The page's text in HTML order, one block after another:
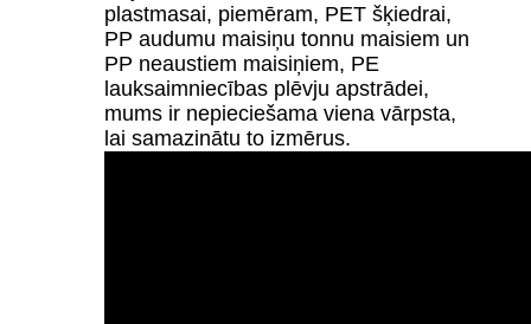
plastmasai, piemēram, PET šķiedrai,
PP audumu maisiņu tonnu maisiem un
PP neaustiem maisiņiem, PE
lauksaimniecības plēvju apstrādei,
mums ir nepieciešama viena vārpsta,
lai samazinātu to izmērus.